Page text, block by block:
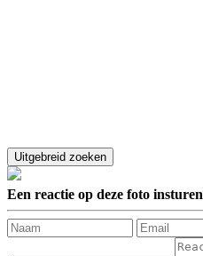
Een reactie op deze foto insturen